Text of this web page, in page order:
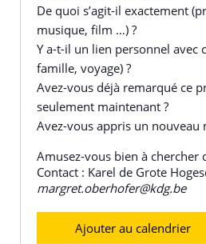
De quoi s’agit-il exactement
musique, film …) ?
Y a-t-il un lien personnel avec
famille, voyage) ?
Avez-vous déjà remarqué ce
seulement maintenant ?
Avez-vous appris un nouveau
Amusez-vous bien à chercher
Contact : Karel de Grote
margret.oberhofer@kdg.be
Ajouter au calendrier